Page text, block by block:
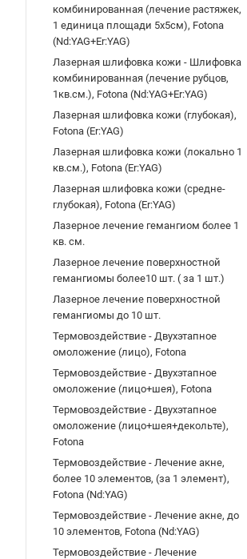
комбинированная (лечение растяжек,
1 единица площади 5х5см), Fotona
(Nd:YAG+Er:YAG)
Лазерная шлифовка кожи - Шлифовка
комбинированная (лечение рубцов,
1кв.см.), Fotona (Nd:YAG+Er:YAG)
Лазерная шлифовка кожи (глубокая),
Fotona (Er:YAG)
Лазерная шлифовка кожи (локально 1
кв.см.), Fotona (Er:YAG)
Лазерная шлифовка кожи (средне-
глубокая), Fotona (Er:YAG)
Лазерное лечение гемангиом более 1
кв. см.
Лазерное лечение поверхностной
гемангиомы более10 шт. ( за 1 шт.)
Лазерное лечение поверхностной
гемангиомы до 10 шт.
Термовоздействие - Двухэтапное
омоложение (лицо), Fotona
Термовоздействие - Двухэтапное
омоложение (лицо+шея), Fotona
Термовоздействие - Двухэтапное
омоложение (лицо+шея+декольте),
Fotona
Термовоздействие - Лечение акне,
более 10 элементов, (за 1 элемент),
Fotona (Nd:YAG)
Термовоздействие - Лечение акне, до
10 элементов, Fotona (Nd:YAG)
Термовоздействие - Лечение